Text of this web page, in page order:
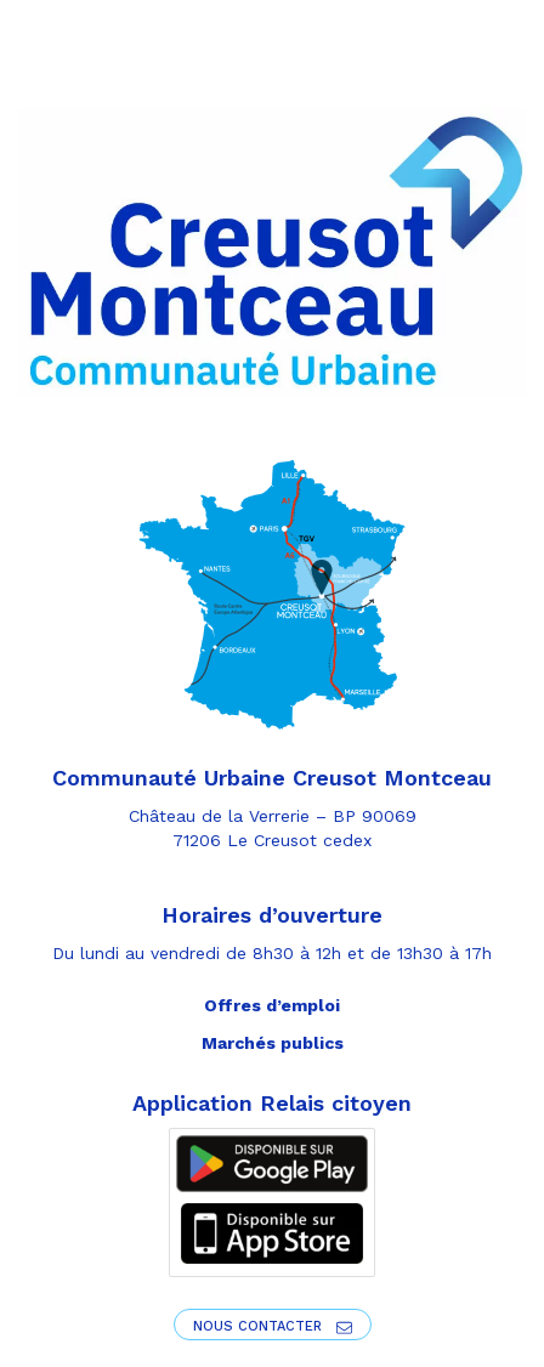
Facebook
Partager
Twitter
Partager
par
e-
mail
Communauté Urbaine Creusot Montceau
Château de la Verrerie – BP 90069
71206 Le Creusot cedex
Horaires d’ouverture
Du lundi au vendredi de 8h30 à 12h et de 13h30 à 17h
Offres d’emploi
Marchés publics
Application Relais citoyen
NOUS CONTACTER